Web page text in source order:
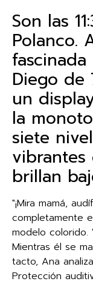
Son las
Polanco.
Diego de
un
la
siete
vibrantes
brillan
"¡Mira mamá,
completamente
modelo colorido.
Mientras él se
tacto, Ana
Protección